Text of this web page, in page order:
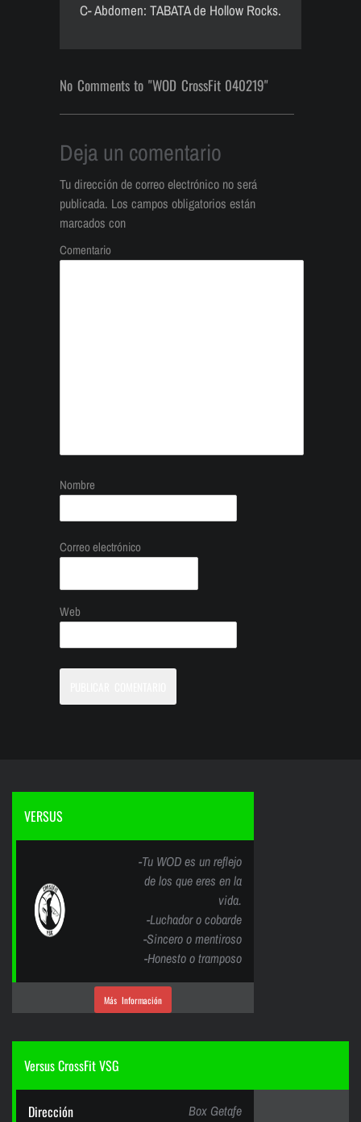
C- Abdomen: TABATA de Hollow Rocks.
No Comments to "WOD CrossFit 040219"
Deja un comentario
Tu dirección de correo electrónico no será
publicada. Los campos obligatorios están
marcados con
Comentario
Nombre
Correo electrónico
Web
VERSUS
-Tu WOD es un reflejo
de los que eres en la
vida.
-Luchador o cobarde
-Sincero o mentiroso
-Honesto o tramposo
Más Información
Versus CrossFit VSG
Dirección
Box Getafe